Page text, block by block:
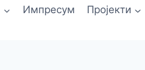
Импресум Пројекти